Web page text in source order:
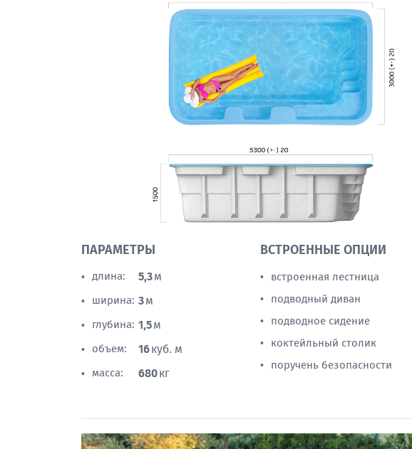
ПАРАМЕТРЫ
• длина: 5,3м
• ширина: 3м
• глубина: 1,5м
• объем: 16куб. м
• масса: 680кг
ВСТРОЕННЫЕ ОПЦИИ
• встроенная лестница
• подводный диван
• подводное сидение
• коктейльный столик
• поручень безопасности